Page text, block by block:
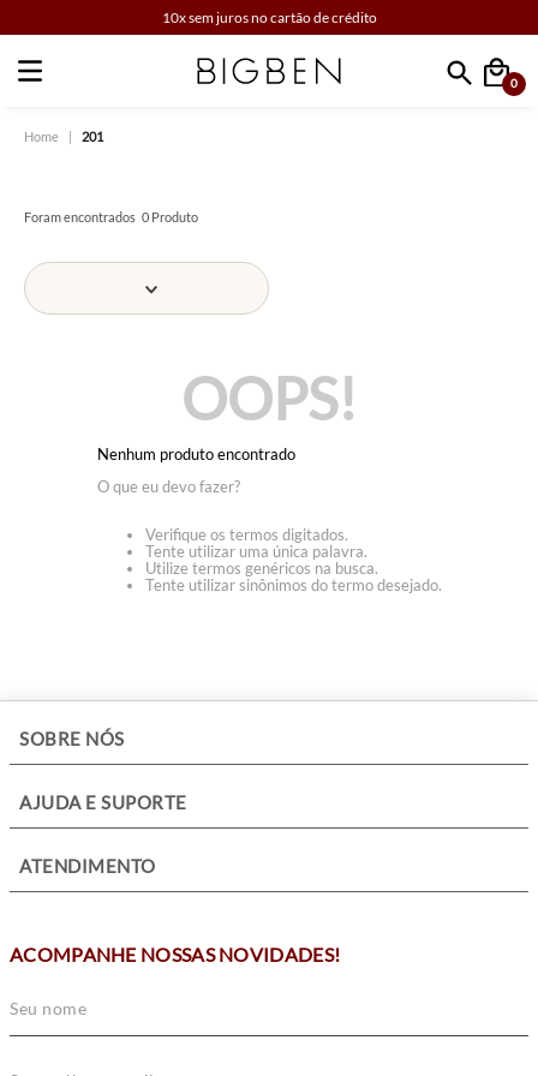
10x sem juros no cartão de crédito
0
201
0 Produto
OOPS!
Nenhum produto encontrado
O que eu devo fazer?
Verifique os termos digitados.
Tente utilizar uma única palavra.
Utilize termos genéricos na busca.
Tente utilizar sinônimos do termo desejado.
SOBRE NÓS
AJUDA E SUPORTE
ATENDIMENTO
ACOMPANHE NOSSAS NOVIDADES!